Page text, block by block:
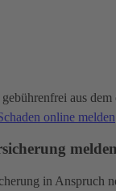
aus
online melden
melden
in Anspruch